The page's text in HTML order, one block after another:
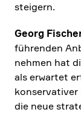
steigern.
Georg
führenden
nehmen hat
als erwartet
konser­va­tiver
die neue